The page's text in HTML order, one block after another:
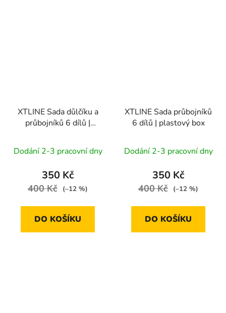
XTLINE Sada důlčíku a
průbojníků 6 dílů |
Dodání 2-3 pracovní dny
350 Kč
400 Kč (–12 %)
DO KOŠÍKU
XTLINE Sada průbojníků
6 dílů | plastový box
Dodání 2-3 pracovní dny
350 Kč
400 Kč (–12 %)
DO KOŠÍKU